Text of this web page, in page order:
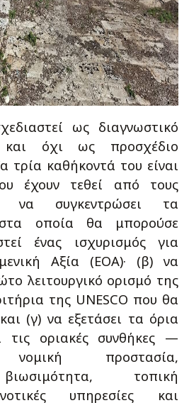
ως διαγνωστικό
και όχι ως προσχέδιο
τρία καθήκοντά του είναι
έχουν τεθεί από τους
να συγκεντρώσει τα
στα οποία θα μπορούσε
ένας ισχυρισμός για
Αξία (ΕΟΑ)· (β) να
λειτουργικό ορισμό της
της UNESCO που θα
(γ) να εξετάσει τα όρια
τις οριακές συνθήκες —
νομική προστασία,
τοπική
υπηρεσίες και